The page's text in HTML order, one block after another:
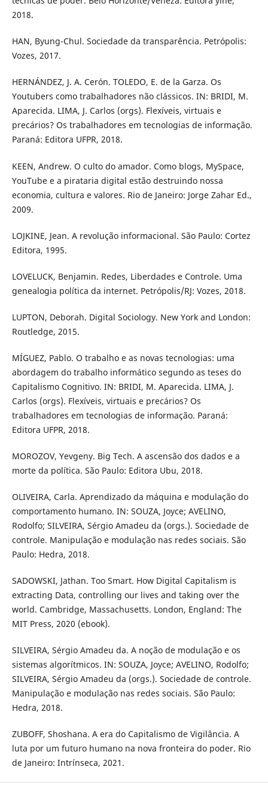
2018.
HAN, Byung-Chul. Sociedade da transparência. Petrópolis:
Vozes, 2017.
HERNÁNDEZ, J. A. Cerón. TOLEDO, E. de la Garza. Os
Youtubers como trabalhadores não clássicos. IN: BRIDI, M.
Aparecida. LIMA, J. Carlos (orgs). Flexíveis, virtuais e
precários? Os trabalhadores em tecnologias de informação.
Paraná: Editora UFPR, 2018.
KEEN, Andrew. O culto do amador. Como blogs, MySpace,
YouTube e a pirataria digital estão destruindo nossa
economia, cultura e valores. Rio de Janeiro: Jorge Zahar Ed.,
2009.
LOJKINE, Jean. A revolução informacional. São Paulo: Cortez
Editora, 1995.
LOVELUCK, Benjamin. Redes, Liberdades e Controle. Uma
genealogia política da internet. Petrópolis/RJ: Vozes, 2018.
LUPTON, Deborah. Digital Sociology. New York and London:
Routledge, 2015.
MÍGUEZ, Pablo. O trabalho e as novas tecnologias: uma
abordagem do trabalho informático segundo as teses do
Capitalismo Cognitivo. IN: BRIDI, M. Aparecida. LIMA, J.
Carlos (orgs). Flexíveis, virtuais e precários? Os
trabalhadores em tecnologias de informação. Paraná:
Editora UFPR, 2018.
MOROZOV, Yevgeny. Big Tech. A ascensão dos dados e a
morte da política. São Paulo: Editora Ubu, 2018.
OLIVEIRA, Carla. Aprendizado da máquina e modulação do
comportamento humano. IN: SOUZA, Joyce; AVELINO,
Rodolfo; SILVEIRA, Sérgio Amadeu da (orgs.). Sociedade de
controle. Manipulação e modulação nas redes sociais. São
Paulo: Hedra, 2018.
SADOWSKI, Jathan. Too Smart. How Digital Capitalism is
extracting Data, controlling our lives and taking over the
world. Cambridge, Massachusetts. London, England: The
MIT Press, 2020 (ebook).
SILVEIRA, Sérgio Amadeu da. A noção de modulação e os
sistemas algorítmicos. IN: SOUZA, Joyce; AVELINO, Rodolfo;
SILVEIRA, Sérgio Amadeu da (orgs.). Sociedade de controle.
Manipulação e modulação nas redes sociais. São Paulo:
Hedra, 2018.
ZUBOFF, Shoshana. A era do Capitalismo de Vigilância. A
luta por um futuro humano na nova fronteira do poder. Rio
de Janeiro: Intrínseca, 2021.